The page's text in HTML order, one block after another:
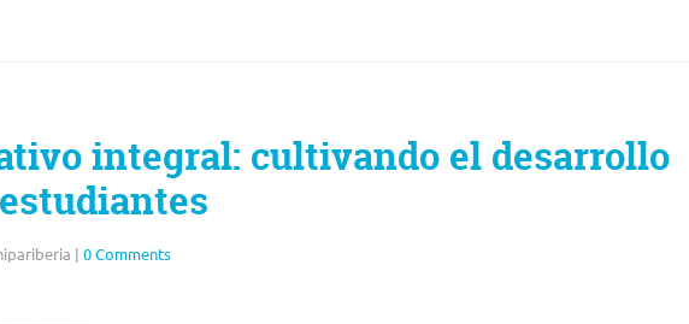
integral: cultivando el desarrollo
| 0 Comments